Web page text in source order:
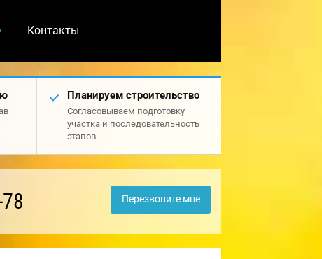
Контакты
Планируем строительство
Согласовываем подготовку
участка и последовательность
этапов.
Перезвоните мне